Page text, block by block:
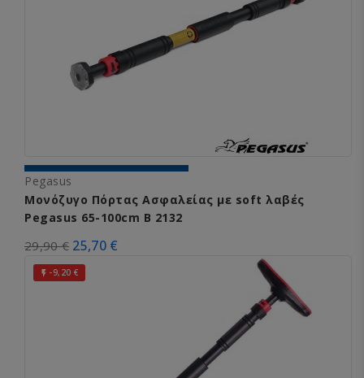
Pegasus
Μονόζυγο Πόρτας Ασφαλείας με soft λαβές
Pegasus 65-100cm Β 2132
29,90 € 25,70 €
 -9,20 €